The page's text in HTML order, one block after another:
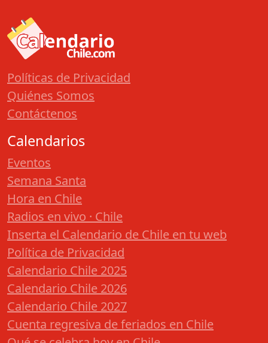
Políticas de Privacidad
Quiénes Somos
Contáctenos
Calendarios
Eventos
Semana Santa
Hora en Chile
Radios en vivo · Chile
Inserta el Calendario de Chile en tu web
Política de Privacidad
Calendario Chile 2025
Calendario Chile 2026
Calendario Chile 2027
Cuenta regresiva de feriados en Chile